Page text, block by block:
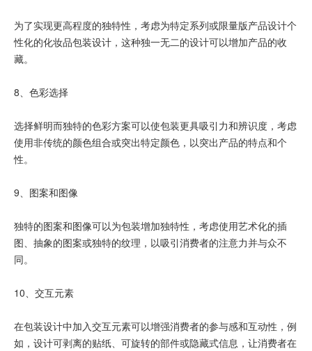
为了实现更高程度的独特性，考虑为特定系列或限量版产品设计个
性化的化妆品包装设计，这种独一无二的设计可以增加产品的收
藏。
8、色彩选择
选择鲜明而独特的色彩方案可以使包装更具吸引力和辨识度，考虑
使用非传统的颜色组合或突出特定颜色，以突出产品的特点和个
性。
9、图案和图像
独特的图案和图像可以为包装增加独特性，考虑使用艺术化的插
图、抽象的图案或独特的纹理，以吸引消费者的注意力并与众不
同。
10、交互元素
在包装设计中加入交互元素可以增强消费者的参与感和互动性，例
如，设计可剥离的贴纸、可旋转的部件或隐藏式信息，让消费者在